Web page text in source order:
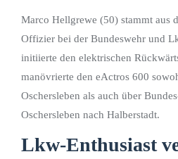
Marco Hellgrewe (50) stammt aus
Offizier bei der Bundeswehr und
initiierte den elektrischen
manövrierte den eActros 600
Oschersleben als auch über
Oschersleben nach Halberstadt.
Lkw-Enthusiast